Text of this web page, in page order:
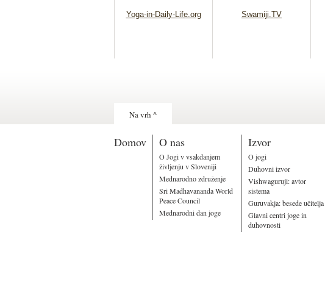
Yoga-in-Daily-Life.org Swamiji.TV
Na vrh ^
Domov O nas
O Jogi v vsakdanjem
življenju v Sloveniji
Mednarodno združenje
Sri Madhavananda World
Peace Council
Mednarodni dan joge
Izvor
O jogi
Duhovni izvor
Vishwaguruji: avtor
sistema
Guruvakja: besede učitelja
Glavni centri joge in
duhovnosti